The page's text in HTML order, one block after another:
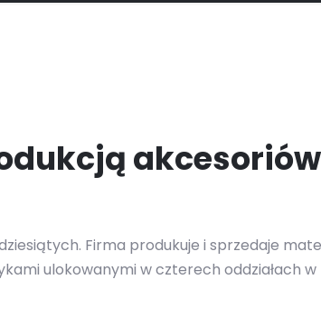
Firma produkuje i sprzedaje
ulokowanymi w czterech oddziałach w